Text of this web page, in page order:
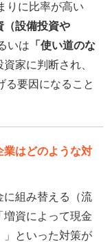
りに比率が高い
（設備投資や
いは 「使い道のな
資家に判断され、
る要因になること
業はどのような対
に組み替える（流
資によって現金
」といった対策が